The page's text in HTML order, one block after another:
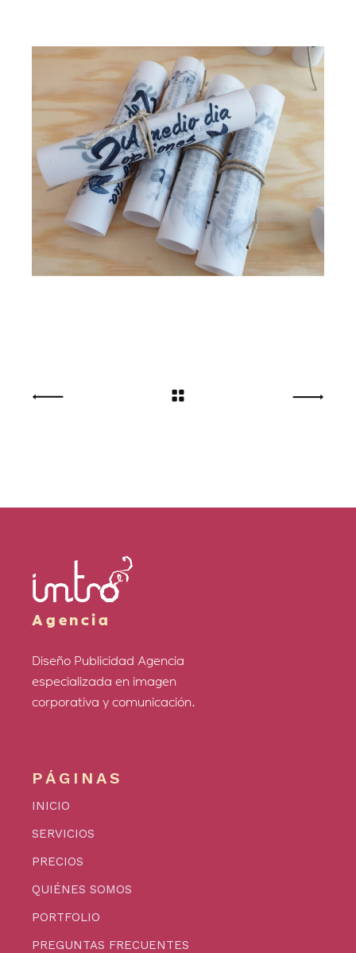
Agencia
Diseño Publicidad Agencia
especializada en imagen
corporativa y comunicación.
PÁGINAS
INICIO
SERVICIOS
PRECIOS
QUIÉNES SOMOS
PORTFOLIO
PREGUNTAS FRECUENTES